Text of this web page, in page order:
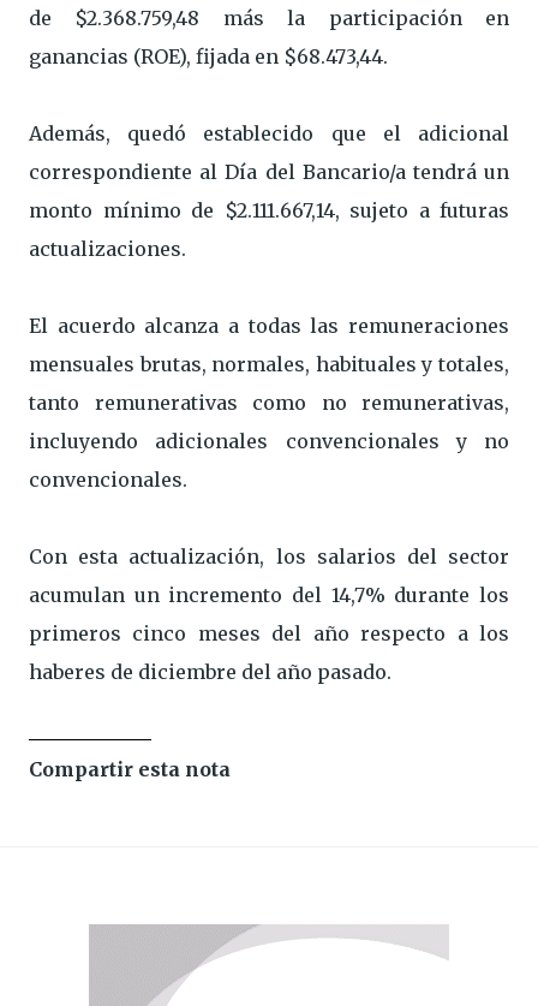
de $2.368.759,48 más la participación en
ganancias (ROE), fijada en $68.473,44.
Además, quedó establecido que el adicional
correspondiente al Día del Bancario/a tendrá un
monto mínimo de $2.111.667,14, sujeto a futuras
actualizaciones.
El acuerdo alcanza a todas las remuneraciones
mensuales brutas, normales, habituales y totales,
tanto remunerativas como no remunerativas,
incluyendo adicionales convencionales y no
convencionales.
Con esta actualización, los salarios del sector
acumulan un incremento del 14,7% durante los
primeros cinco meses del año respecto a los
haberes de diciembre del año pasado.
Compartir esta nota